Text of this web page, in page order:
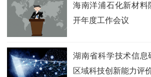
海南洋浦石化新材料
开年度工作会议
湖南省科学技术信息
区域科技创新能力评